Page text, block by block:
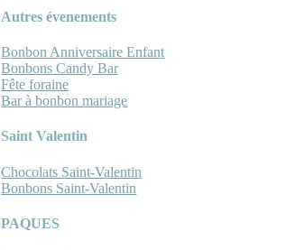
Autres évenements
Bonbon Anniversaire Enfant
Bonbons Candy Bar
Fête foraine
Bar à bonbon mariage
Saint Valentin
Chocolats Saint-Valentin
Bonbons Saint-Valentin
PAQUES